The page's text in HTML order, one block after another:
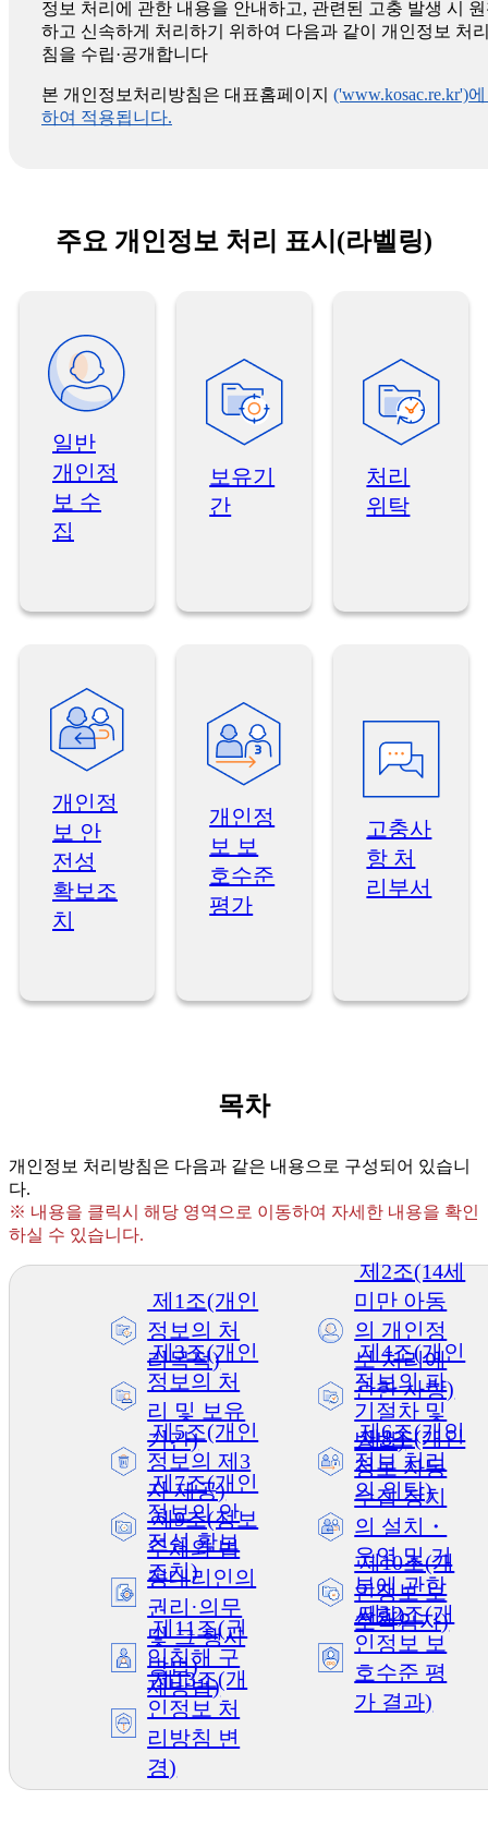
정보 처리에 관한 내용을 안내하고, 관련된 고충 발생 시
하고 신속하게 처리하기 위하여 다음과 같이 개인정보 처
침을 수립·공개합니다
본 개인정보처리방침은 대표홈페이지 ('www.kosac.re.kr')
하여 적용됩니다.
주요 개인정보 처리 표시(라벨링)
일반
개인정
보 수
집
보유기
간
처리
위탁
개인정
보 안
전성
확보조
치
개인정
보 보
호수준
평가
고충사
항 처
리부서
목차
개인정보 처리방침은 다음과 같은 내용으로 구성되어 있습니
다.
※ 내용을 클릭시 해당 영역으로 이동하여 자세한 내용을 확인
하실 수 있습니다.
제1조(개인
정보의 처
리목적)
제2조(14세
미만 아동
의 개인정
보 처리에
관한 사항)
제3조(개인
정보의 처
리 및 보유
기간)
제4조(개인
정보의 파
기절차 및
방법)
제5조(개인
정보의 제3
자 제공)
제6조(개인
정보 처리
의 위탁)
제7조(개인
정보의 안
전성 확보
조치)
제8조(개인
정보 자동
수집 장치
의 설치・
운영 및 거
부에 관한
사항)
제9조(정보
주체와 법
정대리인의
권리·의무
및 그 행사
방법)
제10조(개
인정보 보
호책임자)
제11조(권
익침해 구
제방법)
제12조(개
인정보 보
호수준 평
가 결과)
제13조(개
인정보 처
리방침 변
경)